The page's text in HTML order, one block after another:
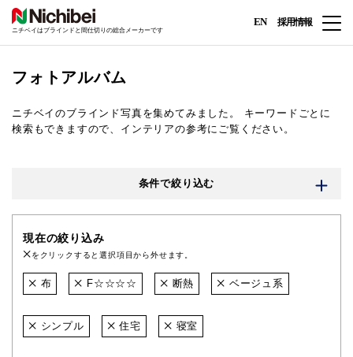
ニチベイはブラインドと間仕切りの総合メーカーです
EN 採用情報
フォトアルバム
ニチベイのブラインド写真を集めてみました。
キーワードごとに
検索もできますので、インテリアの参考にご覧ください。
条件で絞り込む
現在の絞り込み
をクリックすると選択項目から外せます。
布 F☆☆☆☆ 断熱 ベージュ系
シンプル 住宅 寝室